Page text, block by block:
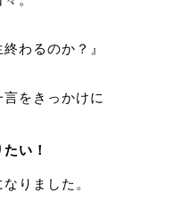
わるのか？』
をきっかけに
い！
りました。